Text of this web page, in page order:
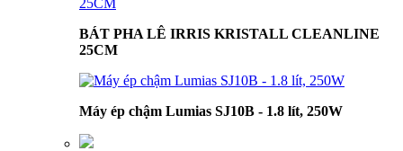
BÁT PHA LÊ IRRIS KRISTALL CLEANLINE
25CM
Máy ép chậm Lumias SJ10B - 1.8 lít, 250W